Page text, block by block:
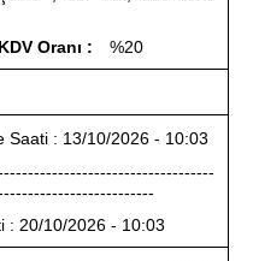
KDV Oranı : %20
Saati : 13/10/2026 - 10:03
: 20/10/2026 - 10:03